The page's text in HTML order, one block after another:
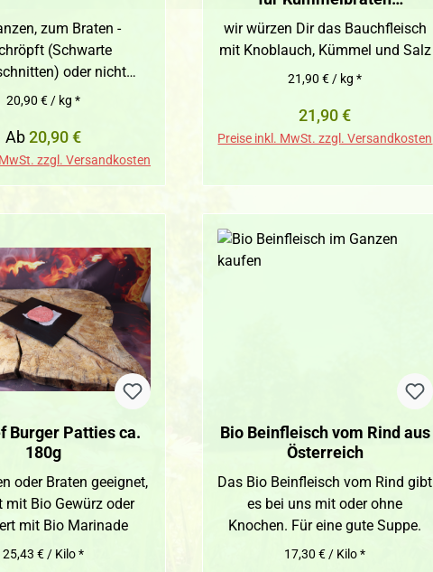
zum Braten -
(Schwarte
oder nicht
geschröpft
20,90 € / kg *
Regulärer Preis:
Ab20,90 €
zzgl. Versandkosten
geschröpft gewürzt
wir würzen Dir das Bauchfleisch
mit Knoblauch, Kümmel und Salz
21,90 € / kg *
Regulärer Preis:
21,90 €
Preise inkl. MwSt. zzgl. Versandkosten
Burger Patties ca.
180g
oder Braten geeignet,
mit Bio Gewürz oder
mit Bio Marinade
25,43 € / Kilo *
Bio Beinfleisch vom Rind aus
Österreich
Das Bio Beinfleisch vom Rind gibt
es bei uns mit oder ohne
Knochen. Für eine gute Suppe.
17,30 € / Kilo *